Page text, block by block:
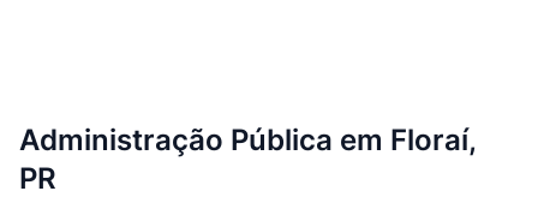
Administração Pública em Floraí,
PR